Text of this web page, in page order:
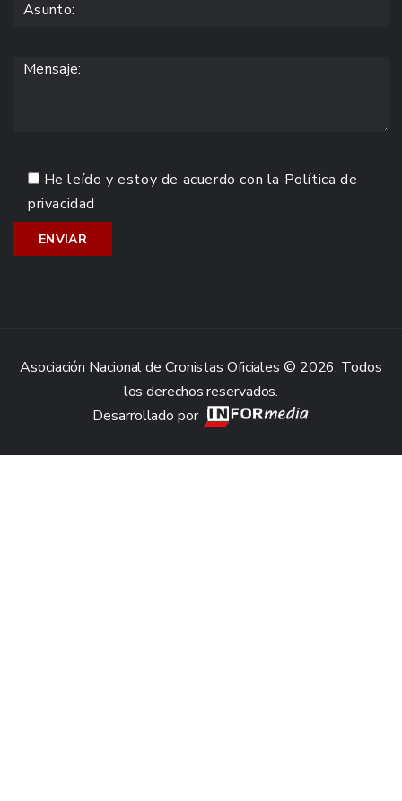
He leído y estoy de acuerdo con la Política de
privacidad
Asociación Nacional de Cronistas Oficiales © 2026. Todos
los derechos reservados.
Desarrollado por